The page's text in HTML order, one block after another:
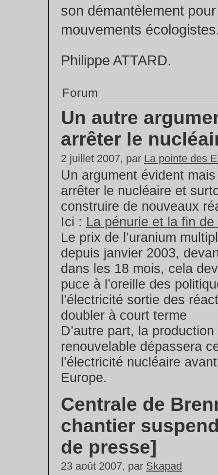
son démantèlement
mouvements
Philippe ATTARD.
Forum
Un autre
arrêter le
2 juillet 2007, par La pointe des
Un argument évident
arrêter le nucléaire et
construire de nouveaux
Ici : La pénurie et la fin de
Le prix de l’uranium
depuis janvier 2003,
dans les 18 mois, cela
puce à l’oreille des
l’électricité sortie des
doubler à court terme
D’autre part, la production
renouvelable dépassera
l’électricité nucléaire
Europe.
Centrale de
chantier
de presse]
23 août 2007, par Skapad